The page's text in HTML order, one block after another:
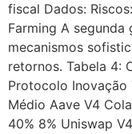
fiscal Dados:
Farming A
mecanismos
retornos. Tabela 4:
Protocolo Inovação
Médio Aave V4
40% 8% Uniswap